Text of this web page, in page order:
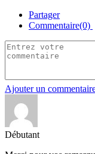
Partager
Commentaire(0)
Ajouter un
Débutant